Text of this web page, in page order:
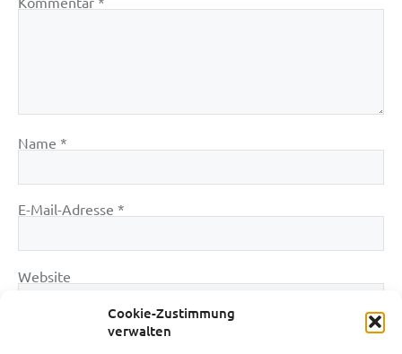
Cookie-Zustimmung
verwalten
Name *
E-Mail-Adresse *
Website